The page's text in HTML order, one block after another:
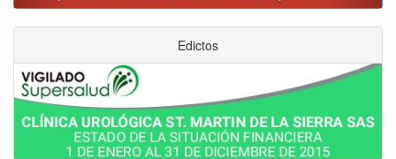
Edictos